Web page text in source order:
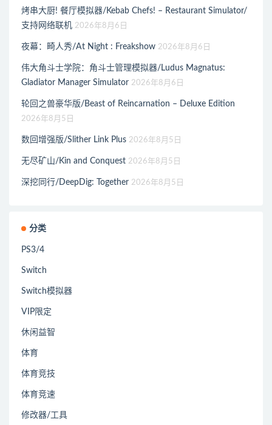
烤串大厨! 餐厅模拟器/Kebab Chefs! – Restaurant Simulator/
支持网络联机 2026年8月6日
夜幕：畸人秀/At Night : Freakshow 2026年8月6日
伟大角斗士学院：角斗士管理模拟器/Ludus Magnatus:
Gladiator Manager Simulator 2026年8月6日
轮回之兽豪华版/Beast of Reincarnation – Deluxe Edition
2026年8月5日
数回增强版/Slither Link Plus 2026年8月5日
无尽矿山/Kin and Conquest 2026年8月5日
深挖同行/DeepDig: Together 2026年8月5日
分类
PS3/4
Switch
Switch模拟器
VIP限定
休闲益智
体育
体育竞技
体育竞速
修改器/工具